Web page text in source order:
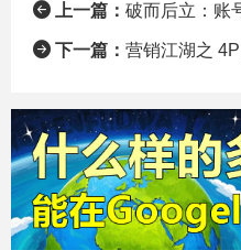
上一篇： 破而后立：账
下一篇： 营销江湖之